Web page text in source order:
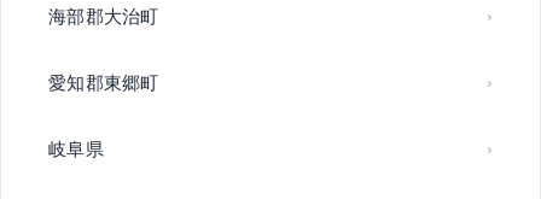
海部郡大治町
愛知郡東郷町
岐阜県